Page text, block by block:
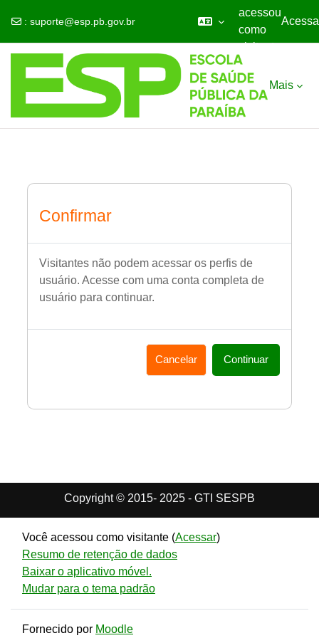
: suporte@esp.pb.gov.br
acessou
como
visitante
Mais
Confirmar
Visitantes não podem acessar os perfis de
usuário. Acesse com uma conta completa de
usuário para continuar.
Cancelar Continuar
Copyright © 2015- 2025 - GTI SESPB
Você acessou como visitante (Acessar)
Resumo de retenção de dados
Baixar o aplicativo móvel.
Mudar para o tema padrão
Fornecido por Moodle